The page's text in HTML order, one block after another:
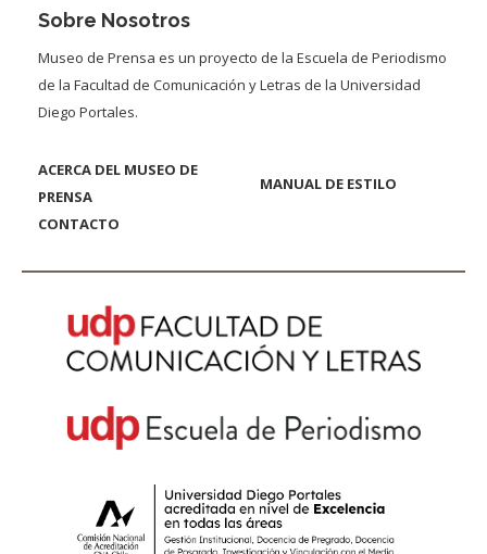
Sobre Nosotros
Museo de Prensa es un proyecto de la Escuela de Periodismo
de la Facultad de Comunicación y Letras de la Universidad
Diego Portales.
ACERCA DEL MUSEO DE
PRENSA
MANUAL DE ESTILO
CONTACTO